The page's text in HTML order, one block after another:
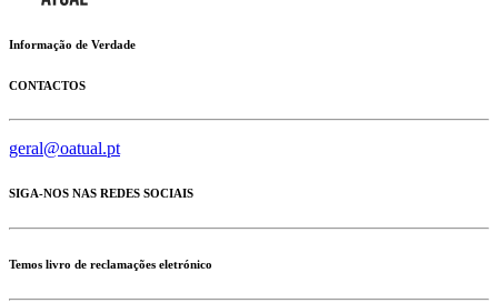
Informação de Verdade
CONTACTOS
geral@oatual.pt
SIGA-NOS NAS REDES SOCIAIS
Temos livro de reclamações eletrónico